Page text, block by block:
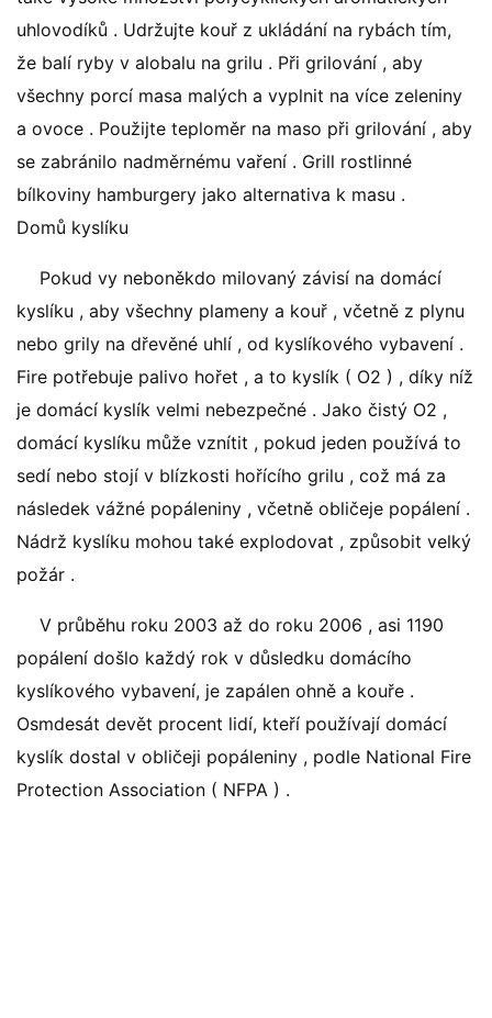
uhlovodíků . Udržujte kouř z ukládání na rybách tím,
že balí ryby v alobalu na grilu . Při grilování , aby
všechny porcí masa malých a vyplnit na více zeleniny
a ovoce . Použijte teploměr na maso při grilování , aby
se zabránilo nadměrnému vaření . Grill rostlinné
bílkoviny hamburgery jako alternativa k masu .
Domů kyslíku
Pokud vy neboněkdo milovaný závisí na domácí
kyslíku , aby všechny plameny a kouř , včetně z plynu
nebo grily na dřevěné uhlí , od kyslíkového vybavení .
Fire potřebuje palivo hořet , a to kyslík ( O2 ) , díky níž
je domácí kyslík velmi nebezpečné . Jako čistý O2 ,
domácí kyslíku může vznítit , pokud jeden používá to
sedí nebo stojí v blízkosti hořícího grilu , což má za
následek vážné popáleniny , včetně obličeje popálení .
Nádrž kyslíku mohou také explodovat , způsobit velký
požár .
V průběhu roku 2003 až do roku 2006 , asi 1190
popálení došlo každý rok v důsledku domácího
kyslíkového vybavení, je zapálen ohně a kouře .
Osmdesát devět procent lidí, kteří používají domácí
kyslík dostal v obličeji popáleniny , podle National Fire
Protection Association ( NFPA ) .